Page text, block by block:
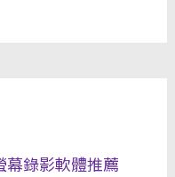
幕錄影軟體推薦